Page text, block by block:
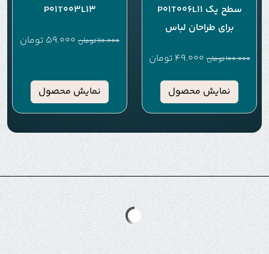
سطح یک P01T006L11
برای طراحان لباس
100.000تومان 49.000 تومان
نمایش محصول
P01T003L13
110.000تومان 59.000 تومان
نمایش محصول